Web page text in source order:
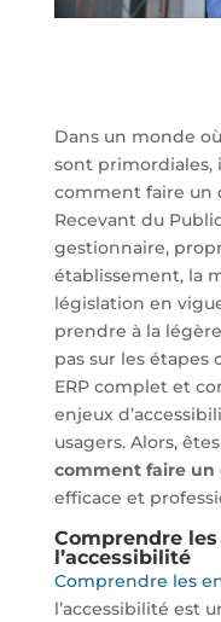
Dans un monde
sont primordiales,
comment faire un
Recevant du
gestionnaire,
établissement, la
législation en
prendre à la
pas sur les étapes
ERP complet et
enjeux
usagers. Alors,
comment faire un
efficace et
Comprendre les
l’accessibilité
Comprendre les
l’accessibilité est